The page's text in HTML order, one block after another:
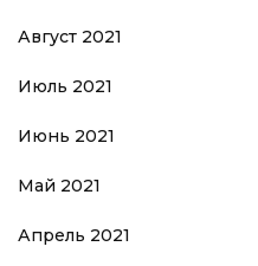
Август 2021
Июль 2021
Июнь 2021
Май 2021
Апрель 2021